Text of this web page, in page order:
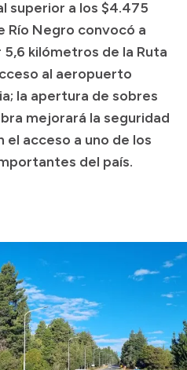
superior a los $4.475
Río Negro convocó a
kilómetros de la Ruta
al aeropuerto
la apertura de sobres
mejorará la seguridad
el acceso a uno de los
del país.